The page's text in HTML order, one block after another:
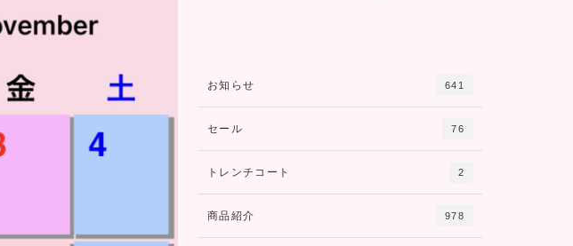
お知らせ 641
セール 76
トレンチコート 2
商品紹介 978